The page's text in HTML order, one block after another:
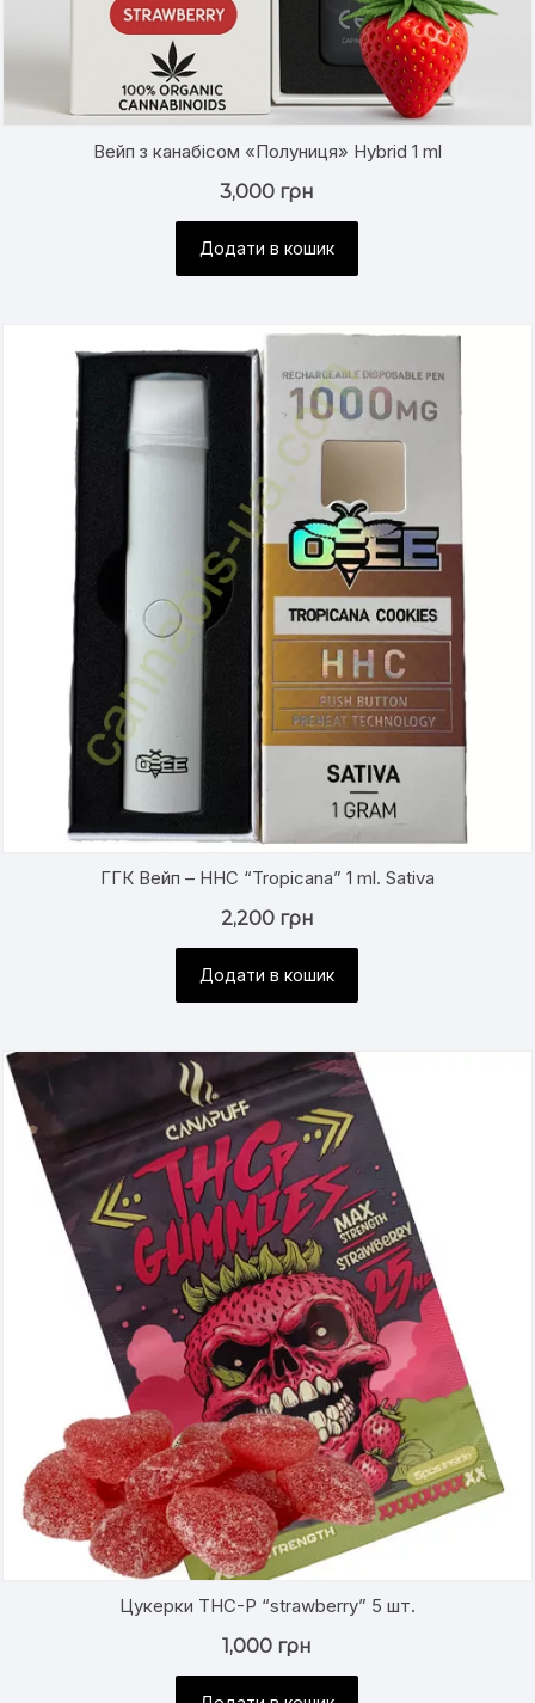
Вейп з канабісом «Полуниця» Hybrid 1 ml
3,000 грн
Додати в кошик
ГГК Вейп – HHC “Tropicana” 1 ml. Sativa
2,200 грн
Додати в кошик
Цукерки THC-P “strawberry” 5 шт.
1,000 грн